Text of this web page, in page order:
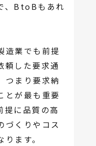
、BtoBもあれ
造業でも前提
頼した要求通
つまり要求納
とが最も重要
提に品質の高
づくりやコス
ます。